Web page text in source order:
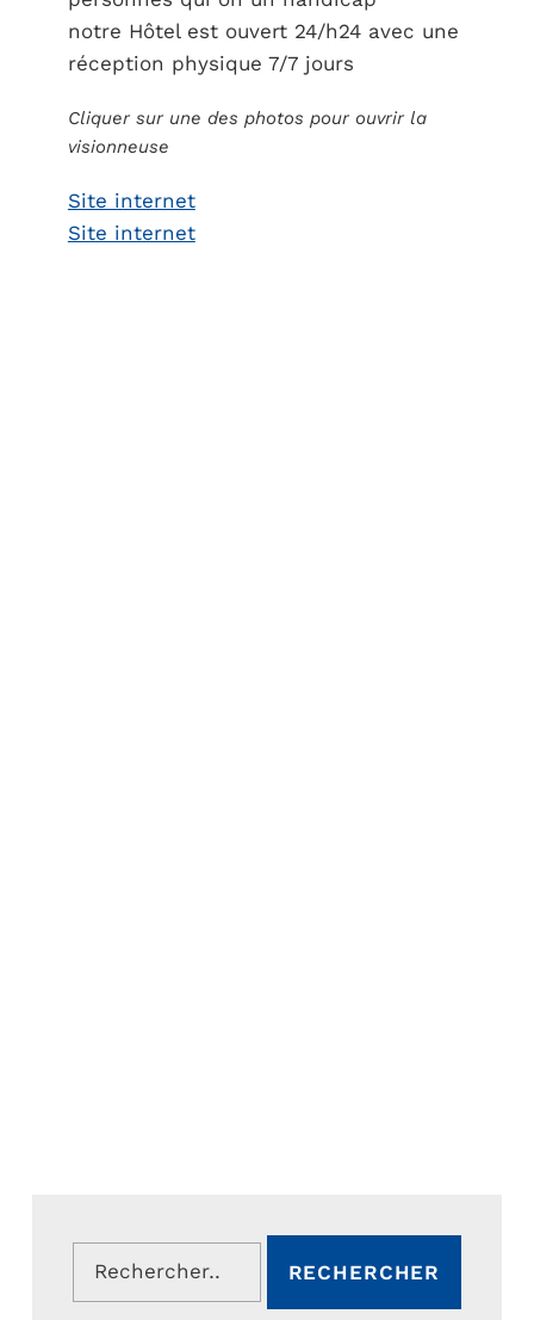
notre Hôtel est ouvert 24/h24 avec une
réception physique 7/7 jours
Cliquer sur une des photos pour ouvrir la
visionneuse
Site internet
Site internet
Rechercher :